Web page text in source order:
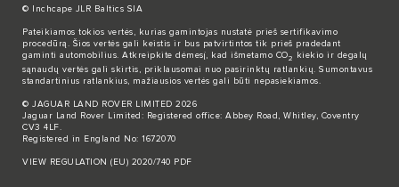
© Inchcape JLR Baltics SIA
Pateikiamos tokios vertės, kurias gamintojas nustatė prieš sertifikavimo
procedūrą. Šios vertės gali keistis ir bus patvirtintos tik prieš pradedant
gaminti automobilius. Atkreipkite dėmesį, kad išmetamo CO2
kiekio ir degalų
sąnaudų vertės gali skirtis, priklausomai nuo pasirinktų ratlankių. Sumontavus
standartinius ratlankius, mažiausios vertės gali būti nepasiekiamos.
© JAGUAR LAND ROVER LIMITED 2026
Jaguar Land Rover Limited: Registered office: Abbey Road, Whitley, Coventry
CV3 4LF.
Registered in England No: 1672070
VIEW REGULATION (EU) 2020/740 PDF